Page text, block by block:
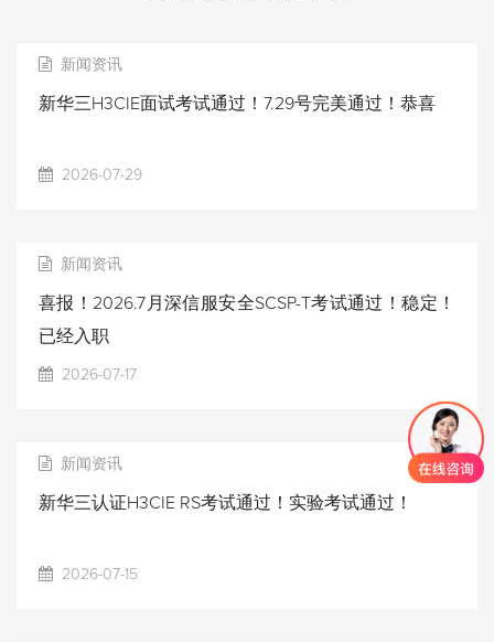
新闻资讯
新华三H3CIE面试考试通过！7.29号完美通过！恭喜
2026-07-29
新闻资讯
喜报！2026.7月深信服安全SCSP-T考试通过！稳定！
已经入职
2026-07-17
新闻资讯
新华三认证H3CIE RS考试通过！实验考试通过！
2026-07-15